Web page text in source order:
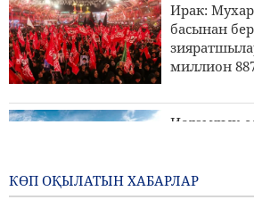
Ормуз бұғазы үстінде MQ9 дроны
Иран Сыртқы істер министрлігі:
түрде қорғау үшін барлық
Ирак:
басынан
миллион
Исламдық
бас қосады
КӨП ОҚЫЛАТЫН ХАБАРЛАР